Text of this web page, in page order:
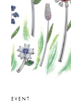
EVENT